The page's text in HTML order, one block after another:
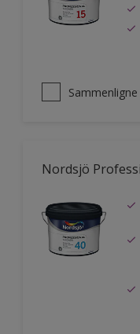
Sammenligne
Nordsjö